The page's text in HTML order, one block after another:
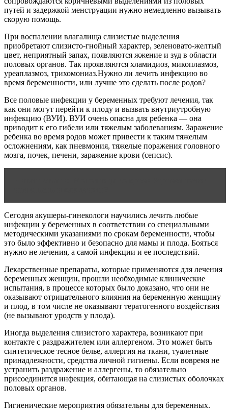
путей и задержкой менструации нужно немедленно вызывать
скорую помощь.
При воспалении влагалища слизистые выделения
приобретают слизисто-гнойный характер, зеленовато-желтый
цвет, неприятный запах, появляются жжение и зуд в области
половых органов. Так проявляются хламидиоз, микоплазмоз,
уреаплазмоз, трихомониаз.Нужно ли лечить инфекцию во
время беременности, или лучше это сделать после родов?
Все половые инфекции у беременных требуют лечения, так
как они могут перейти к плоду и вызвать внутриутробную
инфекцию (ВУИ). ВУИ очень опасна для ребенка — она
приводит к его гибели или тяжелым заболеваниям. Заражение
ребенка во время родов может привести к таким тяжелым
осложнениям, как пневмония, тяжелые поражения головного
мозга, почек, печени, заражение крови (сепсис).
Сегодня акушеры-гинекологи научились лечить любые
инфекции у беременных в соответствии со специальными
методическими указаниями по срокам беременности, чтобы
это было эффективно и безопасно для мамы и плода. Бояться
нужно не лечения, а самой инфекции и ее последствий.
Лекарственные препараты, которые применяются для лечения
беременных женщин, прошли необходимые клинические
испытания, в процессе которых было доказано, что они не
оказывают отрицательного влияния на беременную женщину
и плод, в том числе не оказывают тератогенного воздействия
(не вызывают уродств у плода).
Иногда выделения слизистого характера, возникают при
контакте с раздражителем или аллергеном. Это может быть
синтетическое тесное белье, аллергия на ткани, туалетные
принадлежности, средства личной гигиены. Если вовремя не
устранить раздражение и аллергены, то обязательно
присоединится инфекция, обитающая на слизистых оболочках
половых органов.
Гигиенические мероприятия обязательны для беременных.